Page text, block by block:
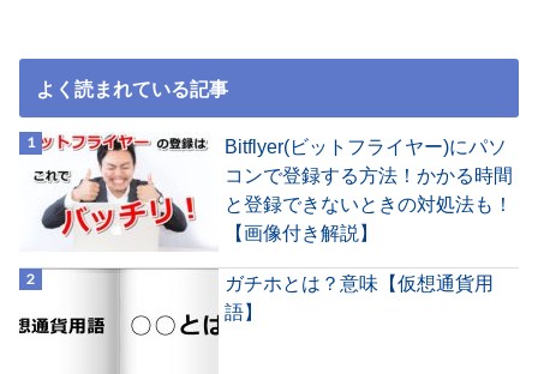
よく読まれている記事
Bitflyer(ビットフライヤー)にパソ
コンで登録する方法！かかる時間
と登録できないときの対処法も！
【画像付き解説】
ガチホとは？意味【仮想通貨用
語】